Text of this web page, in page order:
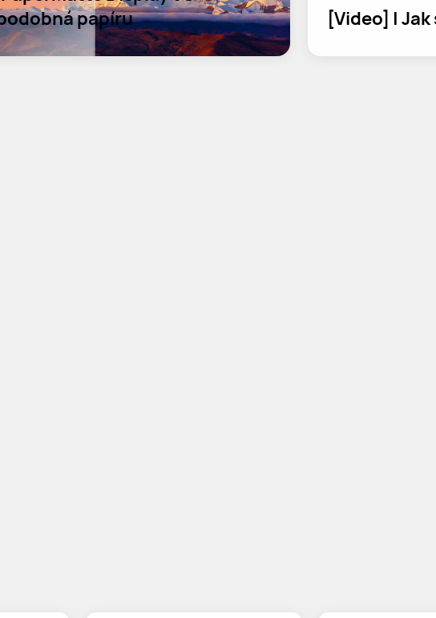
papíru
[Video] |